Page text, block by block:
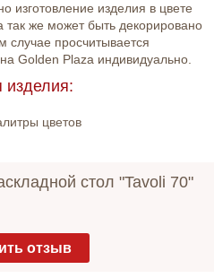
изготовление изделия в цвете
так же может быть декорировано
случае просчитывается
Golden Plaza индивидуально.
изделия:
цветов
стол "Tavoli 70"
отзыв